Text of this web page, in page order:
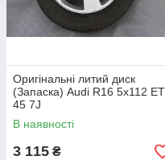
Оригінальні литий диск
(Запаска) Audi R16 5x112 ET
45 7J
В наявності
3 115 ₴